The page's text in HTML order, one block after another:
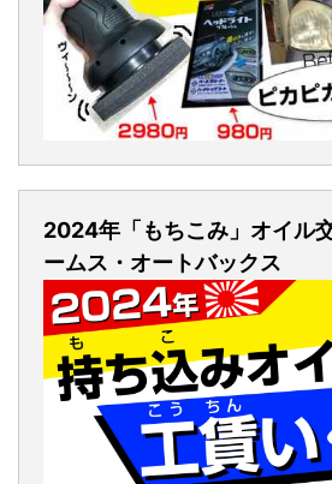
2024年「もちこみ」オイル
ームス・オートバックス